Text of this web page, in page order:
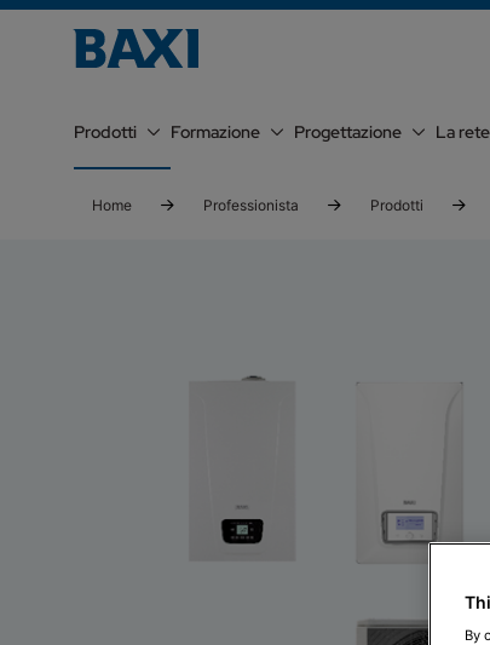
Prodotti Formazione Progettazione La
Home Professionista Prodotti
By